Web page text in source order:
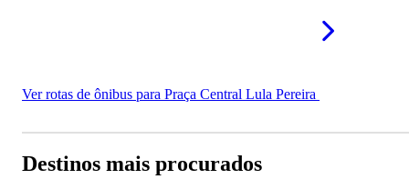
Ver rotas de ônibus para Praça Central Lula Pereira
Destinos mais procurados